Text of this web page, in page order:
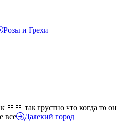
Розы и Грехи
🎀🎀 так грустно что когда то он
все
Далекий город